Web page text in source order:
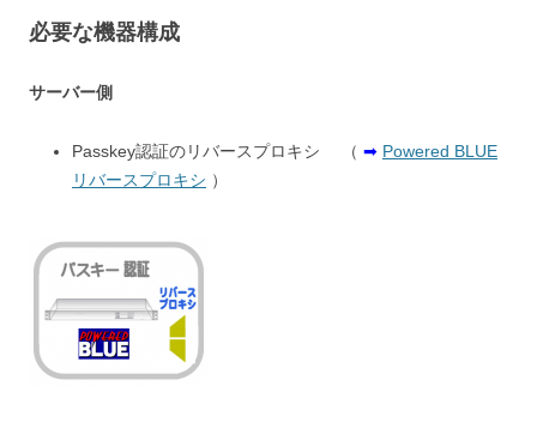
必要な機器構成
サーバー側
Passkey認証のリバースプロキシ （ ➡ Powered BLUE
リバースプロキシ ）